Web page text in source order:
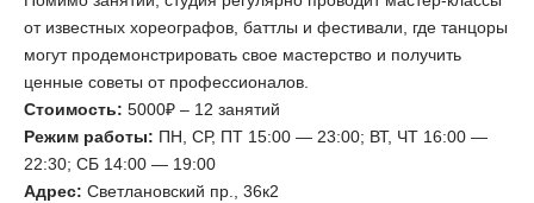
от известных хореографов, баттлы и фестивали, где танцоры
могут продемонстрировать свое мастерство и получить
ценные советы от профессионалов.
Стоимость: 5000₽ – 12 занятий
Режим работы: ПН, СР, ПТ 15:00 — 23:00; ВТ, ЧТ 16:00 —
22:30; СБ 14:00 — 19:00
Адрес: Светлановский пр., 36к2